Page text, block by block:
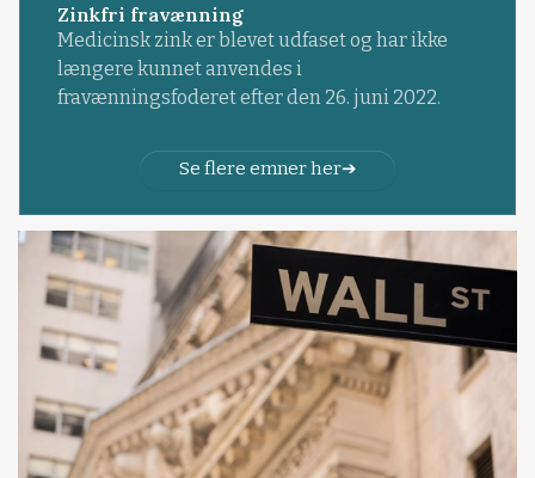
Zinkfri fravænning
Medicinsk zink er blevet udfaset og har ikke
længere kunnet anvendes i
fravænningsfoderet efter den 26. juni 2022.
Se flere emner her